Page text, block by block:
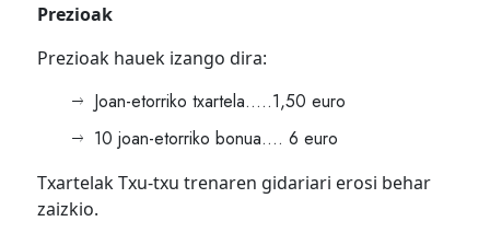
Prezioak
Prezioak hauek izango dira:
Joan-etorriko txartela…..1,50 euro
10 joan-etorriko bonua…. 6 euro
Txartelak Txu-txu trenaren gidariari erosi behar
zaizkio.